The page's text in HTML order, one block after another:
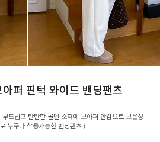
퍼 핀턱 와이드 밴딩팬츠
드럽고 탄탄한 골덴 소재에 보아퍼 안감으로 보온성
누구나 착용가능한 밴딩팬츠:)